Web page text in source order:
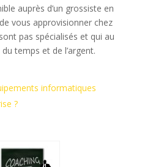
auprès d’un grossiste en
vous approvisionner chez
pas spécialisés et qui au
temps et de l’argent.
informatiques
?